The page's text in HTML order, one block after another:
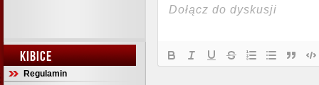
KIBICE
Regulamin